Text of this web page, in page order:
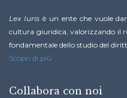
Lex Iurisè un ente che vuole
cultura giuridica, valorizzando il
fondamentale dello studio del
Scopri di più
Collabora con noi